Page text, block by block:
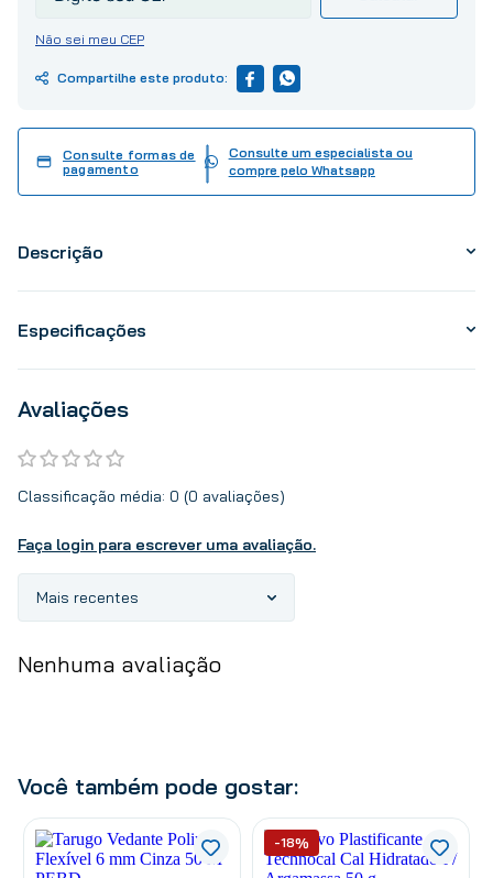
Não sei meu CEP
Consulte formas de
pagamento
Consulte um especialista ou
compre pelo Whatsapp
Descrição
Especificações
Avaliações
Classificação média: 0 (0 avaliações)
Faça login para escrever uma avaliação.
Mais recentes
Nenhuma avaliação
Você também pode gostar:
-18%